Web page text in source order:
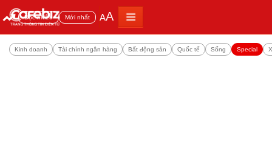
Đọc nhiều Mới nhất AA
Kinh doanh Tài chính ngân hàng Bất động sản Quốc tế Sống Special